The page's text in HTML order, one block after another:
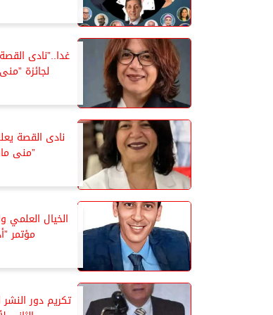
غدا..”نادى
لجائزة
نادى القصة
”منى
الخيال العلمي
مؤتمر
تكريم دور